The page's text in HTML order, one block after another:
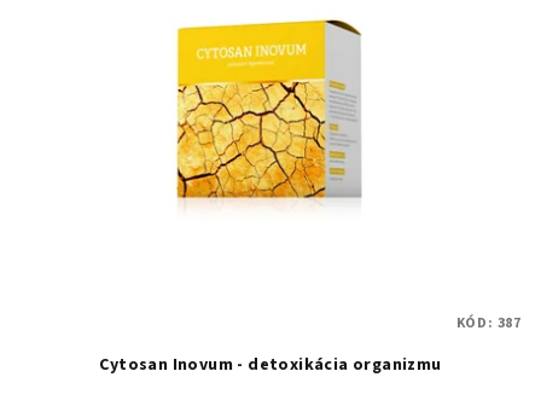
Cytosan Inovum - detoxikácia organizmu
KÓD: 387